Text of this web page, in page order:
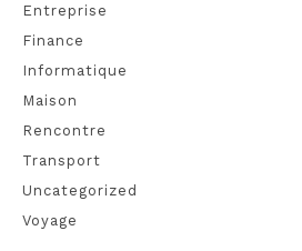
Entreprise
Finance
Informatique
Maison
Rencontre
Transport
Uncategorized
Voyage